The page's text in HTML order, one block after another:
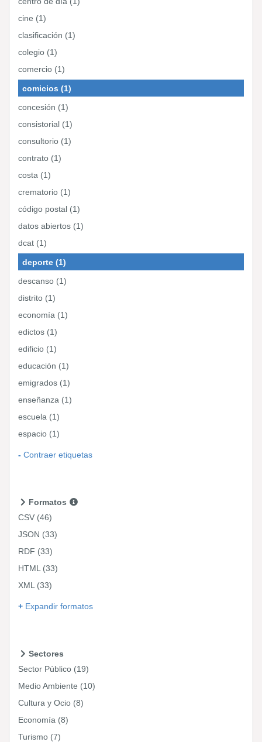
cine (1)
clasificación (1)
colegio (1)
comercio (1)
comicios (1)
concesión (1)
consistorial (1)
consultorio (1)
contrato (1)
costa (1)
crematorio (1)
código postal (1)
datos abiertos (1)
dcat (1)
deporte (1)
descanso (1)
distrito (1)
economía (1)
edictos (1)
edificio (1)
educación (1)
emigrados (1)
enseñanza (1)
escuela (1)
espacio (1)
Contraer etiquetas
Formatos
CSV (46)
JSON (33)
RDF (33)
HTML (33)
XML (33)
Expandir formatos
Sectores
Sector Público (19)
Medio Ambiente (10)
Cultura y Ocio (8)
Economía (8)
Turismo (7)